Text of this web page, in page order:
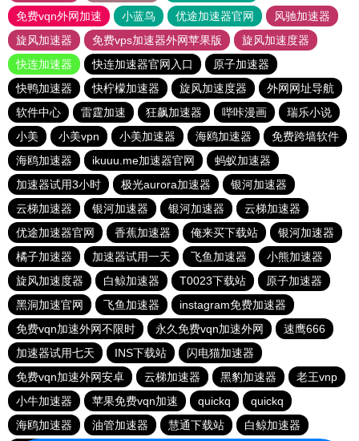
免费vqn外网加速
小蓝鸟 优途加速器官网
风驰加速器
旋风加速器
免费vps加速器外网苹果版
旋风加速度器
快连加速器
快连加速器官网入口
原子加速器
快鸭加速器
快柠檬加速器 旋风加速度器
外网网址导航
软件中心
雷霆加速 狂飙加速器 哔咔漫画
瑞乐小说
小美
小美vpn 小美加速器 海鸥加速器
免费跨墙软件
海鸥加速器
ikuuu.me加速器官网
蚂蚁加速器
加速器试用3小时
极光aurora加速器
银河加速器
云梯加速器
银河加速器 银河加速器
云梯加速器
优途加速器官网
香蕉加速器 俺来买下载站
银河加速器
橘子加速器
加速器试用一天 飞鱼加速器
小熊加速器
旋风加速度器
白鲸加速器 T0023下载站
原子加速器
黑洞加速官网
飞鱼加速器
instagram免费加速器
免费vqn加速外网不限时
永久免费vqn加速外网
速鹰666
加速器试用七天
INS下载站
闪电猫加速器
免费vqn加速外网安卓
云梯加速器 黑豹加速器
老王vnp
小牛加速器
苹果免费vqn加速 quickq
quickq
海鸥加速器
油管加速器 慧通下载站 白鲸加速器